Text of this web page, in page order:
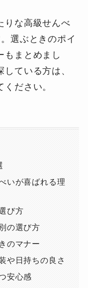
りな高級せんべ
選ぶときのポイ
もまとめまし
ている方は、
ださい。
いが喜ばれる理
び方
の選び方
のマナー
や日持ちの良さ
安心感